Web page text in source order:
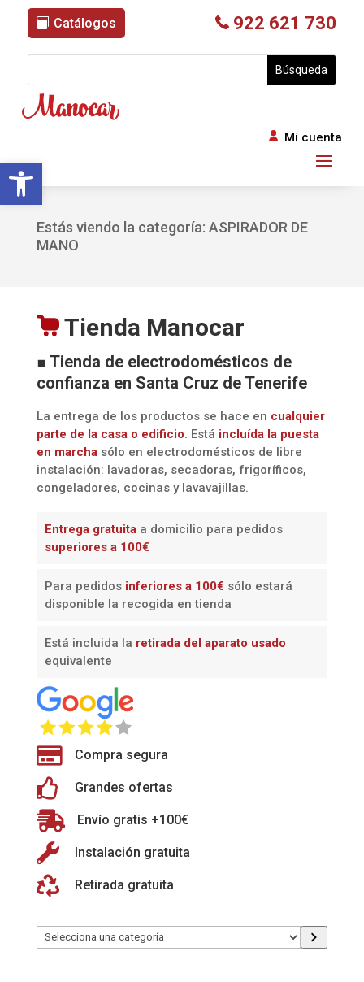
Abrir barra de herramientas
Catálogos 922 621 730
Mi cuenta
Estás viendo la categoría: ASPIRADOR DE
MANO
Tienda Manocar
■ Tienda de electrodomésticos de
confianza en Santa Cruz de Tenerife
La entrega de los productos se hace en cualquier
parte de la casa o edificio. Está incluída la puesta
en marchasólo en electrodomésticos de libre
instalación: lavadoras, secadoras, frigoríficos,
congeladores, cocinas y lavavajillas.
Entrega gratuitaa domicilio para pedidos
superiores a 100€
Para pedidos inferiores a 100€ sólo estará
disponible la recogida en tienda
Está incluida la retirada del aparato usado
equivalente
 Compra segura
 Grandes ofertas
 Envío gratis +100€
 Instalación gratuita
 Retirada gratuita
Selecciona
una